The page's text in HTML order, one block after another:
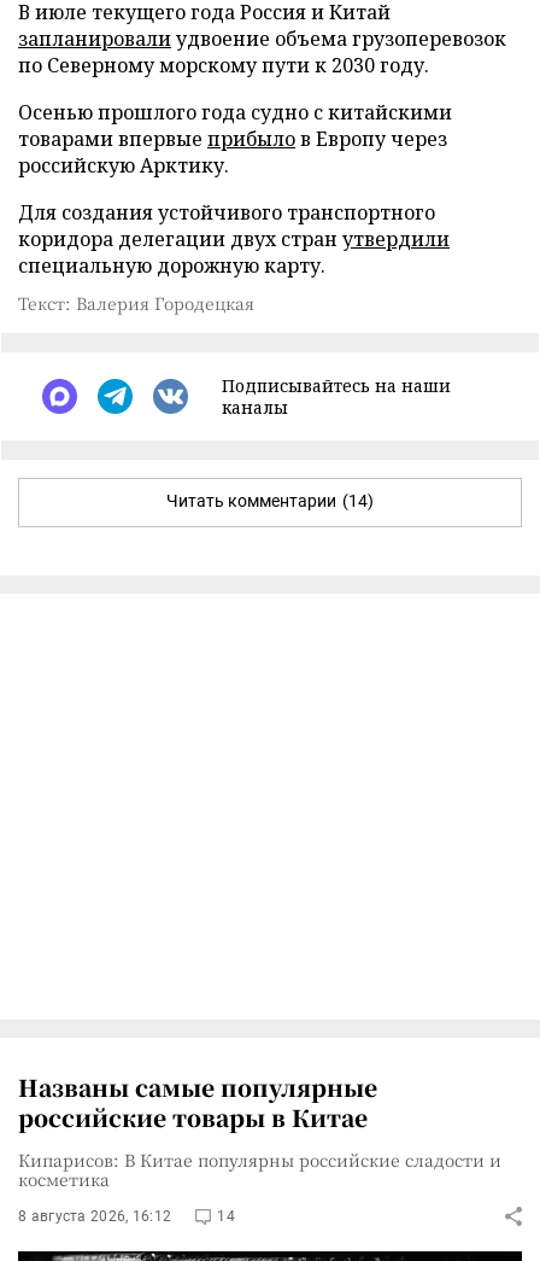
В июле текущего года Россия и Китай
запланировалиудвоение объема грузоперевозок
по Северному морскому пути к 2030 году.
Осенью прошлого года судно с китайскими
товарами впервые прибылов Европу через
российскую Арктику.
Для создания устойчивого транспортного
коридора делегации двух стран утвердили
специальную дорожную карту.
Текст: Валерия Городецкая
Подписывайтесь на наши
каналы
Читать комментарии (14)
Названы самые популярные
российские товары в Китае
Кипарисов: В Китае популярны российские сладости и
косметика
8 августа 2026, 16:12 14